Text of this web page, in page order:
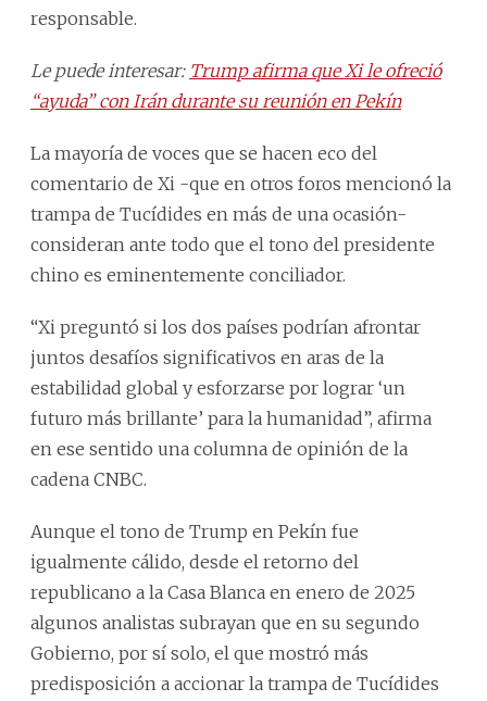
responsable.
Le puede interesar: Trump afirma que Xi le ofreció
“ayuda” con Irán durante su reunión en Pekín
La mayoría de voces que se hacen eco del
comentario de Xi -que en otros foros mencionó la
trampa de Tucídides en más de una ocasión-
consideran ante todo que el tono del presidente
chino es eminentemente conciliador.
“Xi preguntó si los dos países podrían afrontar
juntos desafíos significativos en aras de la
estabilidad global y esforzarse por lograr ‘un
futuro más brillante’ para la humanidad”, afirma
en ese sentido una columna de opinión de la
cadena CNBC.
Aunque el tono de Trump en Pekín fue
igualmente cálido, desde el retorno del
republicano a la Casa Blanca en enero de 2025
algunos analistas subrayan que en su segundo
Gobierno, por sí solo, el que mostró más
predisposición a accionar la trampa de Tucídides